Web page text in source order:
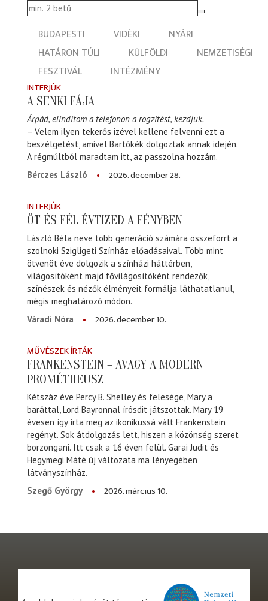
BUDAPESTI VIDÉKI
NYÁRI
HATÁRON TÚLI
KÜLFÖLDI
NEMZETISÉGI
FESZTIVÁL
INTÉZMÉNY
INTERJÚK
A SENKI FÁJA
Árpád, elindítom a telefonon a rögzítést, kezdjük.
– Velem ilyen tekerős izével kellene felvenni ezt a
beszélgetést, amivel Bartókék dolgoztak annak idején.
A régmúltból maradtam itt, az passzolna hozzám.
Bérczes László
2026. december 28.
INTERJÚK
ÖT ÉS FÉL ÉVTIZED A FÉNYBEN
László Béla neve több generáció számára összeforrt a
szolnoki Szigligeti Színház előadásaival. Több mint
ötvenöt éve dolgozik a színházi háttérben,
világosítóként majd fővilágosítóként rendezők,
színészek és nézők élményeit formálja láthatatlanul,
mégis meghatározó módon.
Váradi Nóra
2026. december 10.
MŰVÉSZEK ÍRTÁK
FRANKENSTEIN – AVAGY A MODERN
PROMÉTHEUSZ
Kétszáz éve Percy B. Shelley és felesége, Mary a
baráttal, Lord Bayronnal írósdit játszottak. Mary 19
évesen így írta meg az ikonikussá vált Frankenstein
regényt. Sok átdolgozás lett, hiszen a közönség szeret
borzongani. Itt csak a 16 éven felül. Garai Judit és
Hegymegi Máté új változata ma lényegében
látványszínház.
Szegő György
2026. március 10.